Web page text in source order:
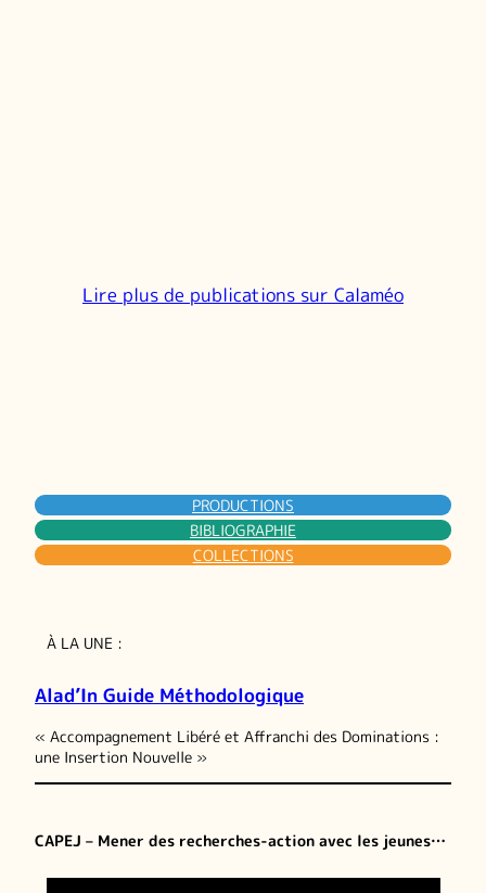
Lire plus de publications sur Calaméo
PRODUCTIONS
BIBLIOGRAPHIE
COLLECTIONS
À LA UNE :
Alad’In Guide Méthodologique
« Accompagnement Libéré et Affranchi des Dominations :
une Insertion Nouvelle »
CAPEJ – Mener des recherches-action avec les jeunes…